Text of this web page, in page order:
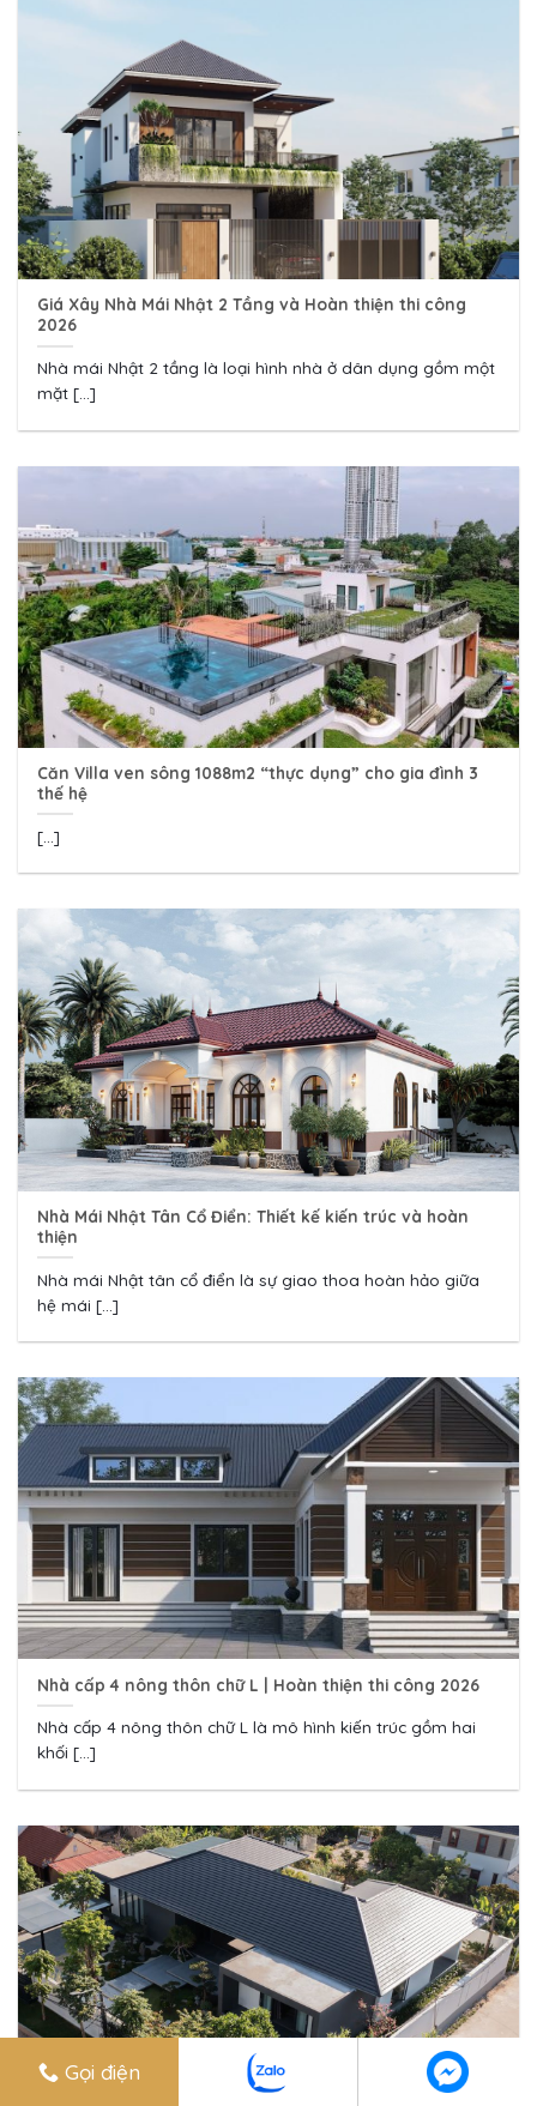
Giá Xây Nhà Mái Nhật 2 Tầng và Hoàn thiện thi công
2026
Nhà mái Nhật 2 tầng là loại hình nhà ở dân dụng gồm một
mặt [...]
Căn Villa ven sông 1088m2 “thực dụng” cho gia đình 3
thế hệ
[...]
Nhà Mái Nhật Tân Cổ Điển: Thiết kế kiến trúc và hoàn
thiện
Nhà mái Nhật tân cổ điển là sự giao thoa hoàn hảo giữa
hệ mái [...]
Nhà cấp 4 nông thôn chữ L | Hoàn thiện thi công 2026
Nhà cấp 4 nông thôn chữ L là mô hình kiến trúc gồm hai
khối [...]
Gọi điện